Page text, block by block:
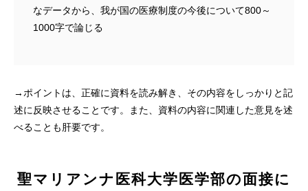
なデータから、我が国の医療制度の今後について800～
1000字で論じる
→ポイントは、正確に資料を読み解き、その内容をしっかりと記
述に反映させることです。また、資料の内容に関連した意見を述
べることも肝要です。
聖マリアンナ医科大学医学部の面接に